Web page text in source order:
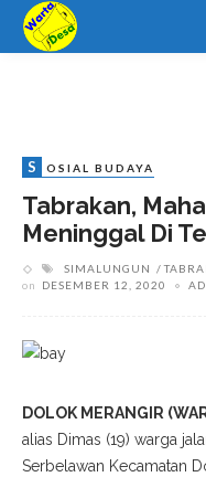
S OSIAL BUDAYA
Tabrakan,
Meninggal Di
SIMALUNGUN
on
DESEMBER 12, 2020
DOLOK MERANGIR
alias Dimas (19) warga
Serbelawan Kecamatan